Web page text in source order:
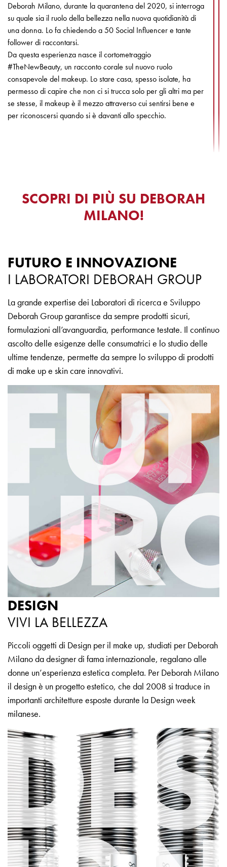
Deborah Milano, durante la quarantena del 2020, si interroga
su quale sia il ruolo della bellezza nella nuova quotidianità di
una donna. Lo fa chiedendo a 50 Social Influencer e tante
follower di raccontarsi.
Da questa esperienza nasce il cortometraggio
#TheNewBeauty, un racconto corale sul nuovo ruolo
consapevole del makeup. Lo stare casa, spesso isolate, ha
permesso di capire che non ci si trucca solo per gli altri ma per
se stesse, il makeup è il mezzo attraverso cui sentirsi bene e
per riconoscersi quando si è davanti allo specchio.
SCOPRI DI PIÙ SU DEBORAH
MILANO!
FUTURO E INNOVAZIONE
I LABORATORI DEBORAH GROUP
La grande expertise dei Laboratori di ricerca e Sviluppo
Deborah Group garantisce da sempre prodotti sicuri,
formulazioni all’avanguardia, performance testate. Il continuo
ascolto delle esigenze delle consumatrici e lo studio delle
ultime tendenze, permette da sempre lo sviluppo di prodotti
di make up e skin care innovativi.
DESIGN
VIVI LA BELLEZZA
Piccoli oggetti di Design per il make up, studiati per Deborah
Milano da designer di fama internazionale, regalano alle
donne un’esperienza estetica completa. Per Deborah Milano
il design è un progetto estetico, che dal 2008 si traduce in
importanti architetture esposte durante la Design week
milanese.